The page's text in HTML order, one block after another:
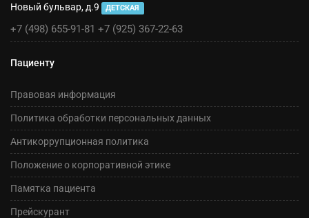
Новый бульвар, д.9 ДЕТСКАЯ
+7 (498) 655-91-81 +7 (925) 367-22-63
Пациенту
Правовая информация
Политика обработки персональных данных
Антикоррупционная политика
Положение о корпоративной этике
Памятка пациента
Прейскурант